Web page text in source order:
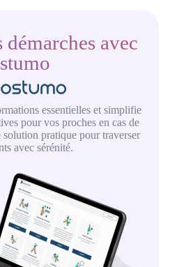
avec
essentielles et simplifie
pour vos proches en cas de
pratique pour traverser
avec sérénité.